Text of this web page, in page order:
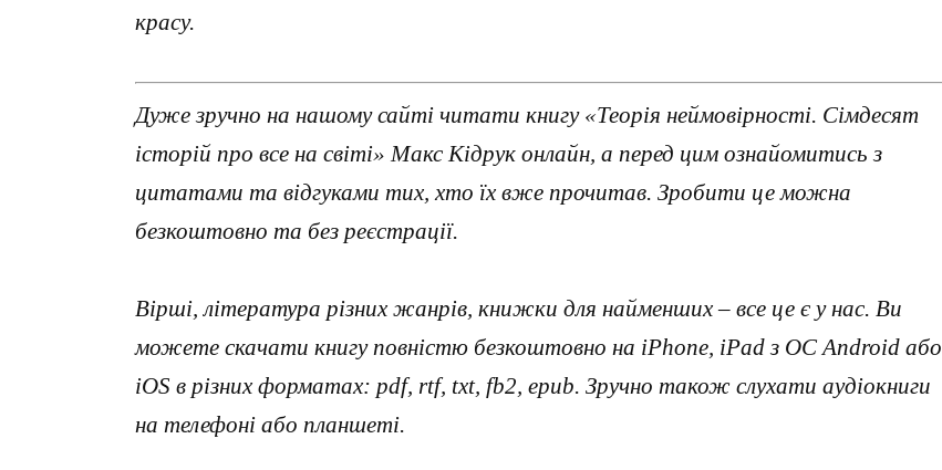
красу.
Дуже зручно на нашому сайті читати книгу «Теорія неймовірності. Сімдесят
історій про все на світі» Макс Кідрук онлайн, а перед цим ознайомитись з
цитатами та відгуками тих, хто їх вже прочитав. Зробити це можна
безкоштовно та без реєстрації.
Вірші, література різних жанрів, книжки для найменших – все це є у нас. Ви
можете скачати книгу повністю безкоштовно на iPhone, iPad з ОС Android або
iOS в різних форматах: pdf, rtf, txt, fb2, epub. Зручно також слухати аудіокниги
на телефоні або планшеті.